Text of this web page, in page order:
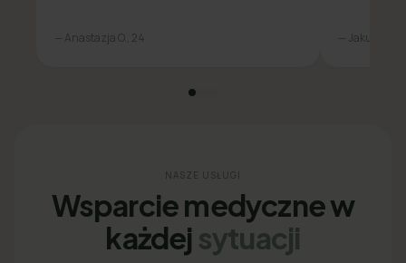
— Anastazja O., 24 — Jakub L., 31
NASZE USŁUGI
Wsparcie medyczne w
każdej sytuacji